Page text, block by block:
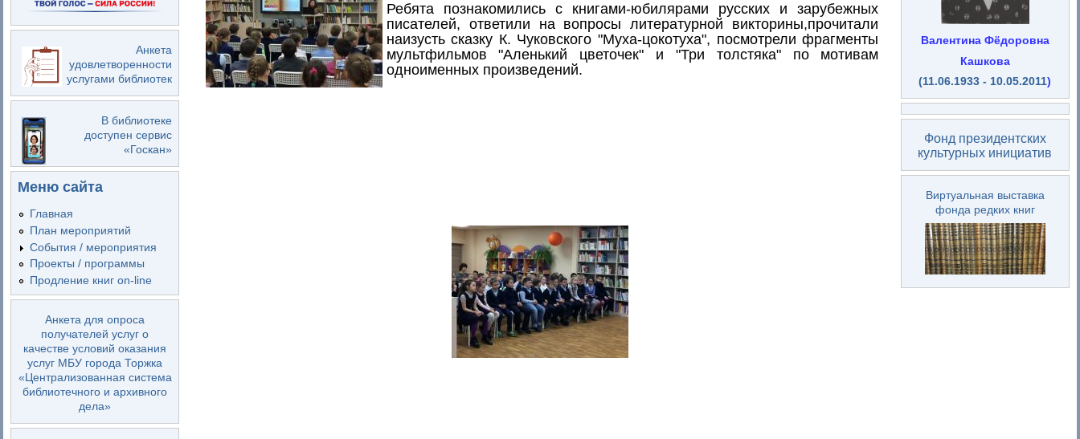
Анкета
удовлетворенности
услугами библиотек
В библиотеке
доступен сервис
«Госкан»
Меню сайта
Главная
План мероприятий
События / мероприятия
Проекты / программы
Продление книг on-line
Анкета для опроса
получателей услуг о
качестве условий оказания
услуг МБУ города Торжка
«Централизованная система
библиотечного и архивного
дела»
Ребята познакомились с книгами-юбилярами русских и зарубежных
писателей, ответили на вопросы литературной викторины,прочитали
наизусть сказку К. Чуковского "Муха-цокотуха", посмотрели фрагменты
мультфильмов "Аленький цветочек" и "Три толстяка" по мотивам
одноименных произведений.
Валентина Фёдоровна
Кашкова
(11.06.1933 - 10.05.2011)
Фонд президентских
культурных инициатив
Виртуальная выставка
фонда редких книг